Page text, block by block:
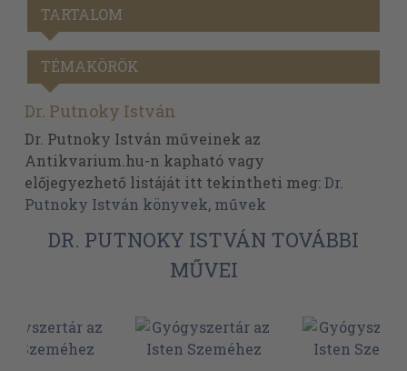
TARTALOM
TÉMAKÖRÖK
Dr. Putnoky István
Dr. Putnoky István műveinek az
Antikvarium.hu-n kapható vagy
előjegyezhető listáját itt tekintheti meg:Dr.
Putnoky István könyvek, művek
DR. PUTNOKY ISTVÁN TOVÁBBI
MŰVEI